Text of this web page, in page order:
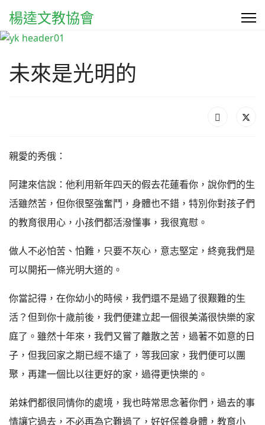
楊逵文教協會
未來是光明的
親愛的秀俄：
阿建來信說：他利用新年四天的假去花蓮看你，說你們的生
活雖然苦，但你很堅強奮鬥，身體也不錯，特別你對孩子們
的教育很用心，小孩們都活潑懂事，我很寬慰。
做人不必怕苦、怕難，只要不灰心，意志堅定，終竟我們是
可以開拓一條光明大道的。
你當記得，在你幼小的時候，我們還不是過了很艱難的生
活？但到你十歲前後，我們便建立起一個很美滿很快樂的家
庭了。雖然十年來，我們又嘗了離散之苦，過著不如意的日
子，但我回家之期已經不遠了，等我回家，我們便可以團
聚，再建一個比以往更好的家，過得更快樂的。
弟妹們都很同情你的處境，我也時常思念著你們，過去的事
情讓它過去，不必再為它難過了，好好保養身體，教育小